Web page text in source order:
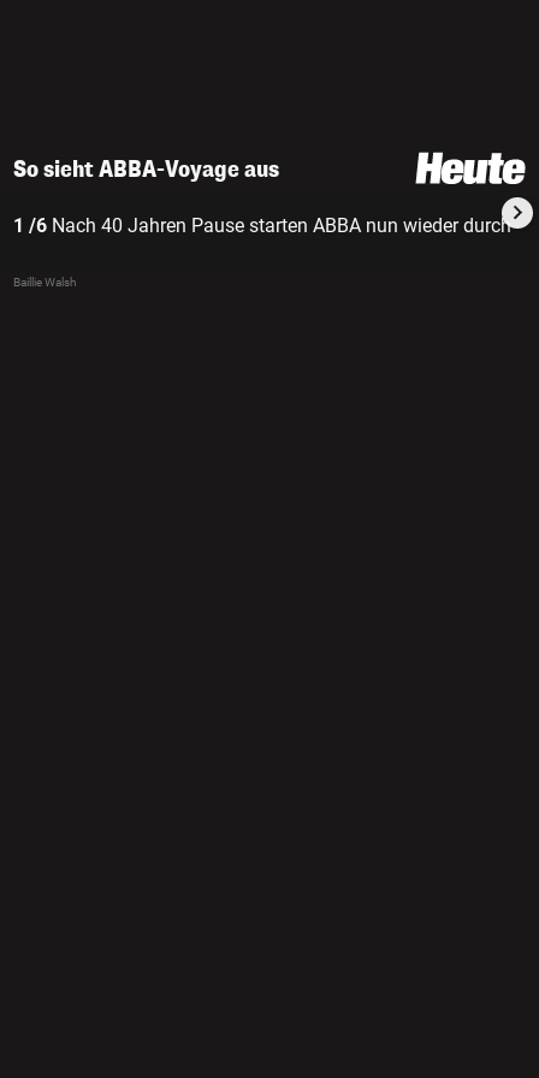
So sieht ABBA-Voyage aus
1 /6 Nach 40 Jahren Pause starten ABBA nun wieder durch
Baillie Walsh